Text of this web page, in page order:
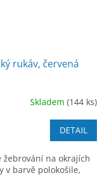
rukáv, červená
Skladem (144 ks)
DETAIL
žebrování na okrajích
v barvě polokošile,